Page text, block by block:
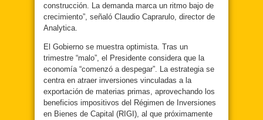
construcción. La demanda marca un ritmo bajo de
crecimiento”, señaló Claudio Caprarulo, director de
Analytica.
El Gobierno se muestra optimista. Tras un
trimestre “malo”, el Presidente considera que la
economía “comenzó a despegar”. La estrategia se
centra en atraer inversiones vinculadas a la
exportación de materias primas, aprovechando los
beneficios impositivos del Régimen de Inversiones
en Bienes de Capital (RIGI), al que próximamente